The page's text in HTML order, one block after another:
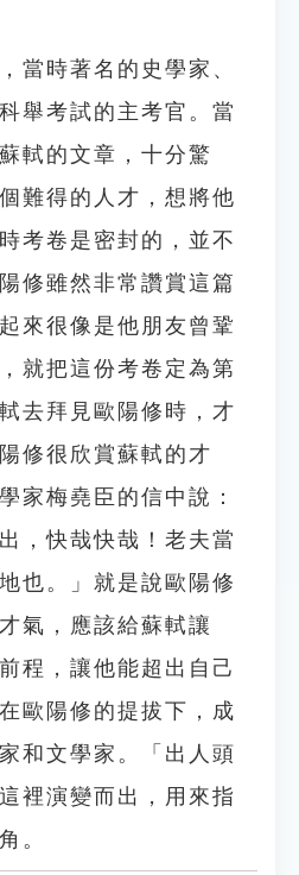
當時著名的史學家、
舉考試的主考官。當
軾的文章，十分驚
難得的人才，想將他
考卷是密封的，並不
修雖然非常讚賞這篇
來很像是他朋友曾鞏
就把這份考卷定為第
去拜見歐陽修時，才
修很欣賞蘇軾的才
家梅堯臣的信中說：
，快哉快哉！老夫當
也。」就是說歐陽修
氣，應該給蘇軾讓
程，讓他能超出自己
歐陽修的提拔下，成
和文學家。「出人頭
裡演變而出，用來指
。